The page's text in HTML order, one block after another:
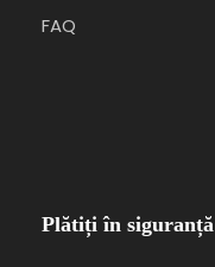
FAQ
Plătiți în siguranță